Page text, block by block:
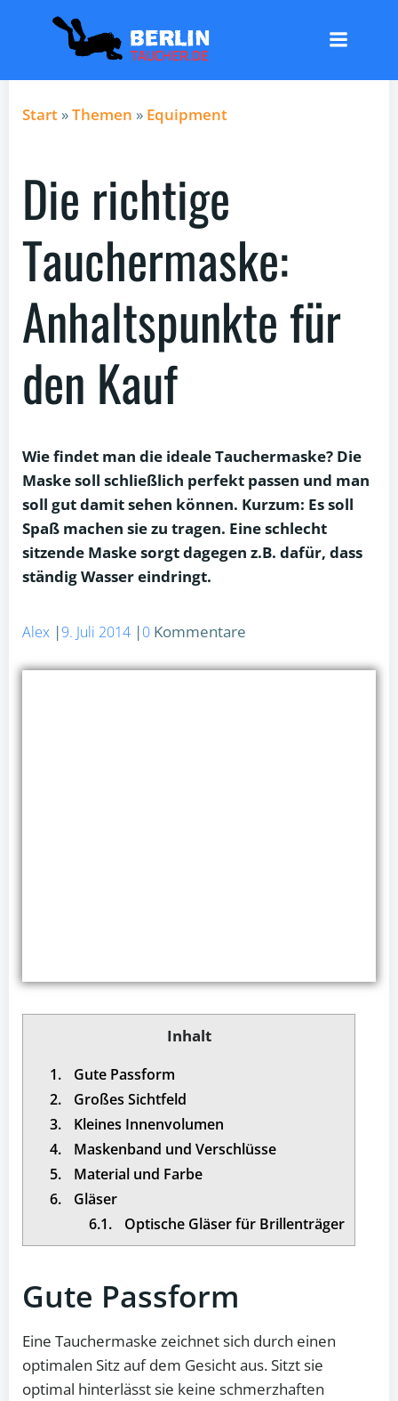
Inhalt
springen
Start »Themen » Equipment
Die richtige
Tauchermaske:
Anhaltspunkte für
den Kauf
Wie findet man die ideale Tauchermaske? Die
Maske soll schließlich perfekt passen und man
soll gut damit sehen können. Kurzum: Es soll
Spaß machen sie zu tragen. Eine schlecht
sitzende Maske sorgt dagegen z.B. dafür, dass
ständig Wasser eindringt.
Alex |9. Juli 2014 |0 Kommentare
Inhalt
1.
Gute Passform
2.
Großes Sichtfeld
3.
Kleines Innenvolumen
4.
Maskenband und Verschlüsse
5.
Material und Farbe
6.
Gläser
6.1.
Optische Gläser für Brillenträger
Gute Passform
Eine Tauchermaske zeichnet sich durch einen
optimalen Sitz auf dem Gesicht aus. Sitzt sie
optimal hinterlässt sie keine schmerzhaften